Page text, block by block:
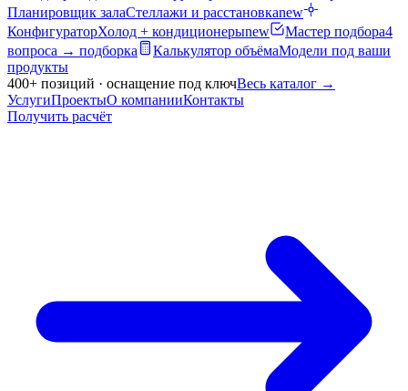
Планировщик залаСтеллажи и расстановкаnew
КонфигураторХолод + кондиционерыnew Мастер подбора4
вопроса → подборка
Калькулятор объёмаМодели под ваши
продукты
400+ позиций · оснащение под ключВесь каталог →
УслугиПроектыО компанииКонтакты
Получить расчёт